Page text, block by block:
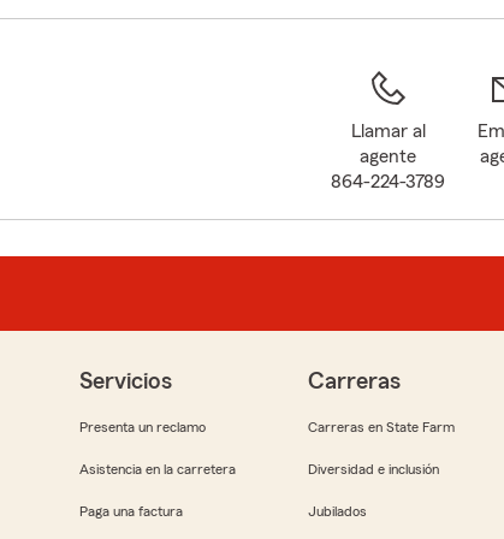
Llamar al
agente
864-224-3789
Servicios
Presenta un reclamo
Asistencia en la carretera
Paga una factura
Carreras
Carreras en State Farm
Diversidad e inclusión
Jubilados